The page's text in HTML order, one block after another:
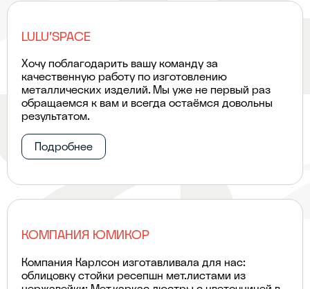
LULU'SPACE
Хочу поблагодарить вашу команду за
качественную работу по изготовлению
металлических изделий. Мы уже не первый раз
обращаемся к вам и всегда остаёмся довольны
результатом.
Подробнее
КОМПАНИЯ ЮМИКОР
Компания Карлсон изготавливала для нас:
облицовку стойки ресепшн мет.листами из